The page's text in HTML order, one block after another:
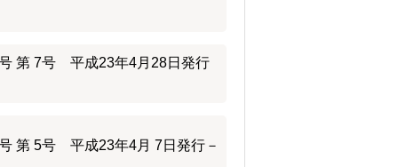
第 7号 平成23年4月28日発行
第 5号 平成23年4月 7日発行－